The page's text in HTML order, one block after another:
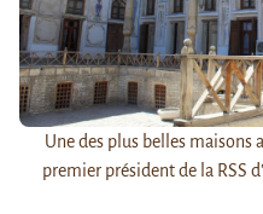
Une des plus belles maisons
premier président de la RSS